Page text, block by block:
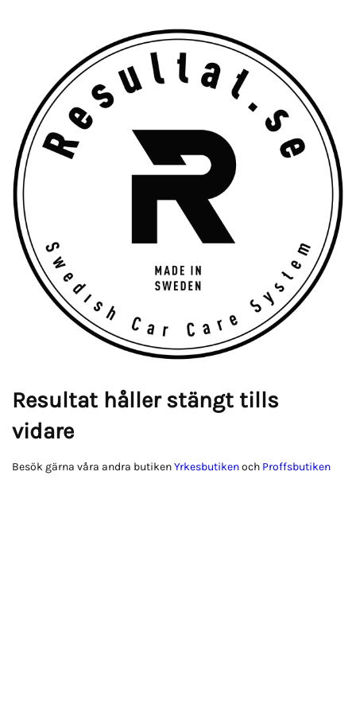
Resultat håller stängt tills
vidare
Besök gärna våra andra butikenYrkesbutikenoch Proffsbutiken